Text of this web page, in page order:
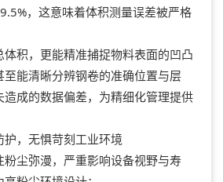
，这意味着体积测量误差被严格
积，更能精准捕捉物料表面的凹凸
能清晰分辨钢卷的准确位置与层
成的数据偏差，为精细化管理提供
护，无惧苛刻工业环境
尘弥漫，严重影响设备视野与寿